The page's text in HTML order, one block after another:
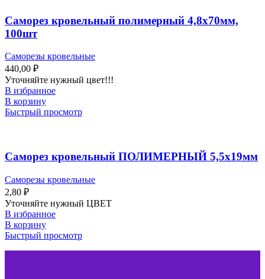
Саморез кровельный полимерный 4,8х70мм,
100шт
Саморезы кровельные
440,00 ₽
Уточняйте нужный цвет!!!
В избранное
В корзину
Быстрый просмотр
Саморез кровельный ПОЛИМЕРНЫЙ 5,5х19мм
Саморезы кровельные
2,80 ₽
Уточняйте нужный ЦВЕТ
В избранное
В корзину
Быстрый просмотр